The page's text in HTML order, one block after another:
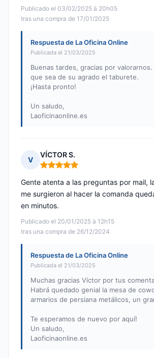
Publicado el 03/02/2025 à 20h05
tras una compra de 17/01/2025
Respuesta de La Oficina Online
Publicada el 21/03/2025
Buenas tardes, gracias por valorarnos.
que sea de su agrado el taburete.
¡Hasta pronto!
Un saludo,
Laoficinaonline.es
V
VÍCTOR S.
Nota: 5 de 5
Publicado el 20/01/2025 à 12h15
tras una compra de 26/12/2024
Gente atenta a las preguntas por mail,
me surgieron al hacer la comanda
en minutos.
Respuesta de La Oficina Online
Publicada el 21/03/2025
Muchas gracias Víctor por tus
Habrá quedado genial la mesa de
armarios de persiana metálicos, un
Te esperamos de nuevo por aquí!
Un saludo,
Laoficinaonline.es